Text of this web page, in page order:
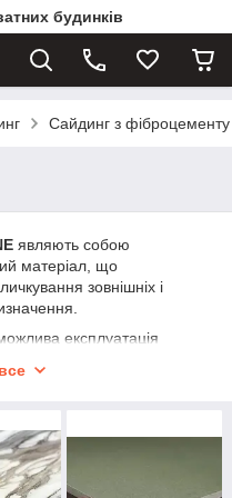
будинків
Сайдинг з фіброцементу
являють собою
матеріал, що
зовнішніх і
експлуатація
термін експлуатації